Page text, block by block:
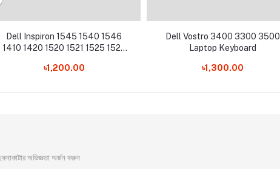
Dell Inspiron 1545 1540 1546
1410 1420 1520 1521 1525 1526
৳1,200.00
Dell Vostro 3400 3300 3500
Laptop Keyboard
৳1,300.00
অভিজ্ঞতা অর্জন করুন